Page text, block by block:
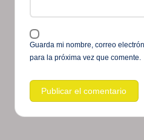
Guarda mi nombre, correo
para la próxima vez que comente.